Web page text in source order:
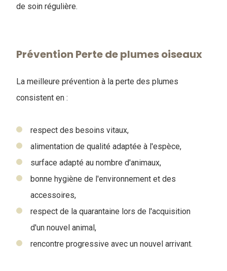
de soin régulière.
Prévention Perte de plumes oiseaux
La meilleure prévention à la perte des plumes
consistent en :
respect des besoins vitaux,
alimentation de qualité adaptée à l'espèce,
surface adapté au nombre d'animaux,
bonne hygiène de l'environnement et des
accessoires,
respect de la quarantaine lors de l'acquisition
d'un nouvel animal,
rencontre progressive avec un nouvel arrivant.